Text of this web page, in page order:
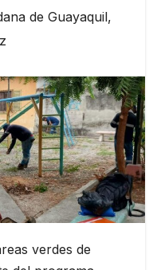
de Guayaquil,
verdes de